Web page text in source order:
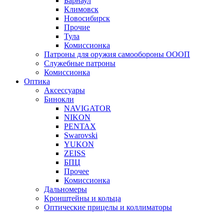
Климовск
Новосибирск
Прочие
Тула
Комиссионка
Патроны для оружия самообороны ОООП
Служебные патроны
Комиссионка
Оптика
Аксессуары
Бинокли
NAVIGATOR
NIKON
PENTAX
Swarovski
YUKON
ZEISS
БПЦ
Прочее
Комиссионка
Дальномеры
Кронштейны и кольца
Оптические прицелы и коллиматоры